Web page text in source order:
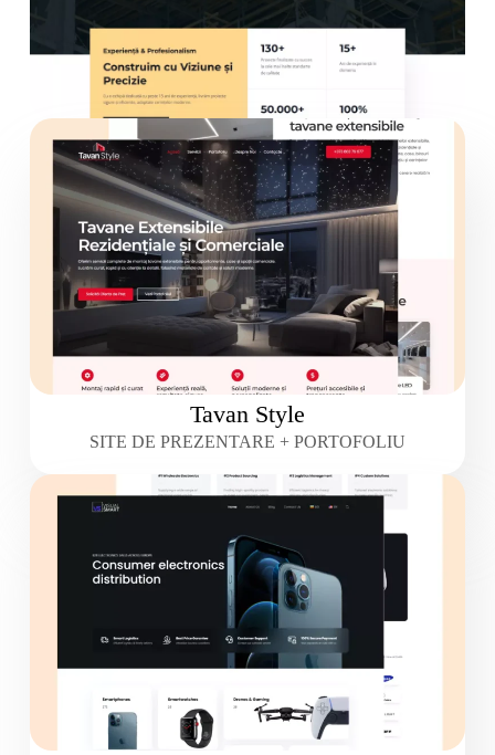
Tavan Style
SITE DE PREZENTARE + PORTOFOLIU